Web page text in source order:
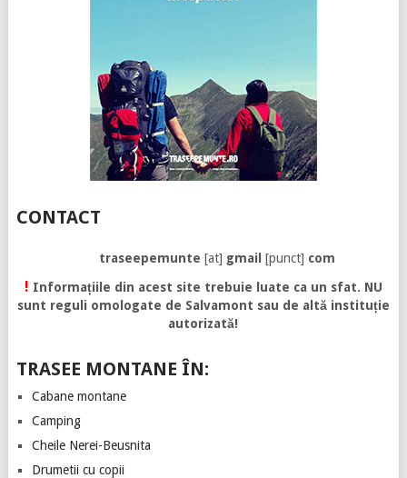
CONTACT
traseepemunte [at] gmail [punct] com
! Informațiile din acest site trebuie luate ca un sfat. NU
sunt reguli omologate de Salvamont sau de altă instituție
autorizată!
TRASEE MONTANE ÎN:
Cabane montane
Camping
Cheile Nerei-Beusnita
Drumetii cu copii